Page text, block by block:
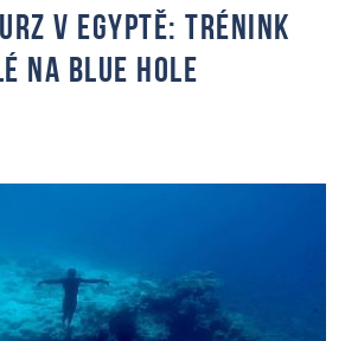
O mně
E-shop
v Egyptě: trénink
na Blue Hole